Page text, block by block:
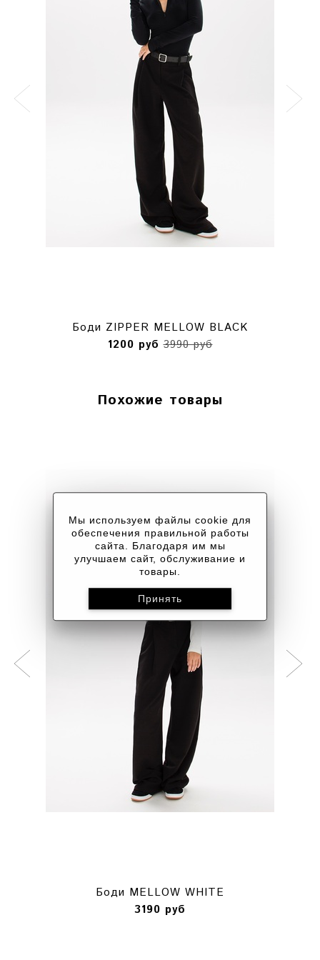
Боди ZIPPER MELLOW BLACK
1200 руб3990 руб
Похожие товары
Боди MELLOW WHITE
3190 руб
Мы используем файлы cookie для
обеспечения правильной работы
сайта. Благодаря им мы
улучшаем сайт, обслуживание и
товары.